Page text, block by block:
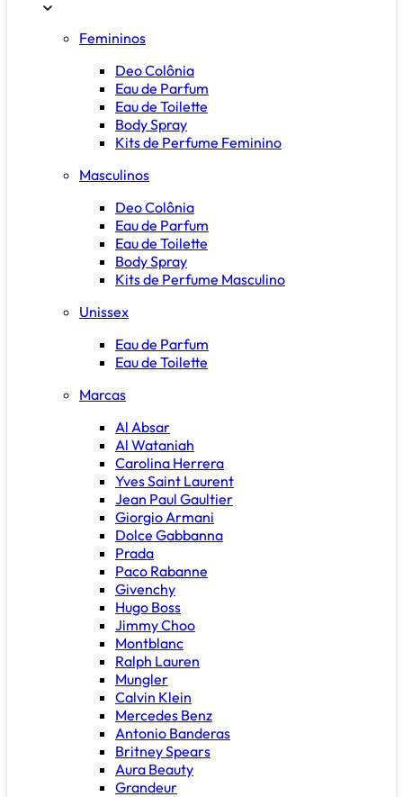
Femininos
Deo Colônia
Eau de Parfum
Eau de Toilette
Body Spray
Kits de Perfume Feminino
Masculinos
Deo Colônia
Eau de Parfum
Eau de Toilette
Body Spray
Kits de Perfume Masculino
Unissex
Eau de Parfum
Eau de Toilette
Marcas
Al Absar
Al Wataniah
Carolina Herrera
Yves Saint Laurent
Jean Paul Gaultier
Giorgio Armani
Dolce Gabbanna
Prada
Paco Rabanne
Givenchy
Hugo Boss
Jimmy Choo
Montblanc
Ralph Lauren
Mungler
Calvin Klein
Mercedes Benz
Antonio Banderas
Britney Spears
Aura Beauty
Grandeur